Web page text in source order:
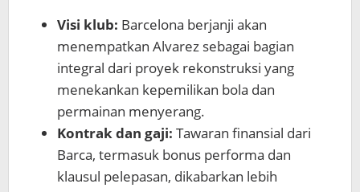
Visi klub: Barcelona berjanji akan
menempatkan Alvarez sebagai bagian
integral dari proyek rekonstruksi yang
menekankan kepemilikan bola dan
permainan menyerang.
Kontrak dan gaji: Tawaran finansial dari
Barca, termasuk bonus performa dan
klausul pelepasan, dikabarkan lebih